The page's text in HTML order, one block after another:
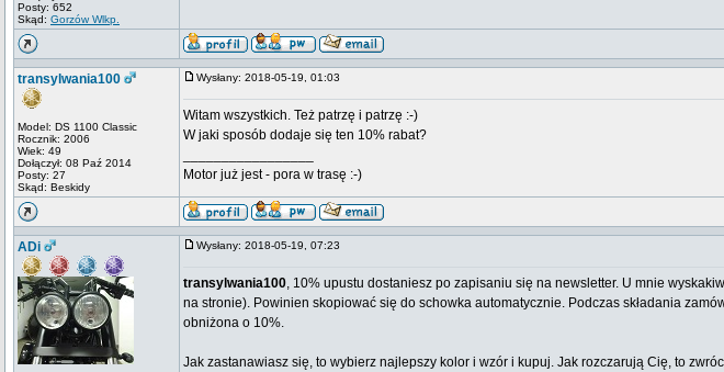
Posty: 652
Skąd: Gorzów Wlkp.
transylwania100
Model: DS 1100 Classic
Rocznik: 2006
Wiek: 49
Dołączył: 08 Paź 2014
Posty: 27
Skąd: Beskidy
Wysłany: 2018-05-19, 01:03
Witam wszystkich. Też patrzę i patrzę :-)
W jaki sposób dodaje się ten 10% rabat?
Motor już jest - pora w trasę :-)
ADi Wysłany: 2018-05-19, 07:23
transylwania100, 10% upustu dostaniesz po zapisaniu się na newsletter. U mnie
na stronie). Powinien skopiować się do schowka automatycznie. Podczas składania
obniżona o 10%.
Jak zastanawiasz się, to wybierz najlepszy kolor i wzór i kupuj. Jak rozczarują Cię, to